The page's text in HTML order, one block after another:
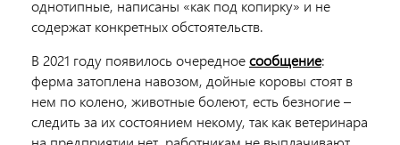
однотипные, написаны «как под копирку» и не
содержат конкретных обстоятельств.
В 2021 году появилось очередноесообщение:
ферма затоплена навозом, дойные коровы стоят в
нем по колено, животные болеют, есть безногие –
следить за их состоянием некому, так как ветеринара